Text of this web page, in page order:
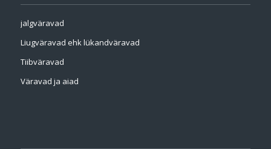
jalgväravad
Liugväravad ehk lükandväravad
Tiibväravad
Väravad ja aiad